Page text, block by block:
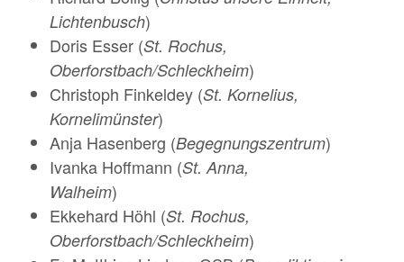
Lichtenbusch)
Doris Esser (St. Rochus,
Oberforstbach/Schleckheim)
Christoph Finkeldey (St. Kornelius,
Kornelimünster)
Anja Hasenberg (Begegnungszentrum)
Ivanka Hoffmann (St. Anna,
Walheim)
Ekkehard Höhl (St. Rochus,
Oberforstbach/Schleckheim)